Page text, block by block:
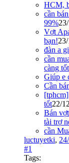
HCM,
cần
99%
Vợt
bạn!
đàn a
cần
càng tốt
Giúp e
Cần
tốt22/
Bán
tài trợ
cần
luctuyetki,
#1
Tags: